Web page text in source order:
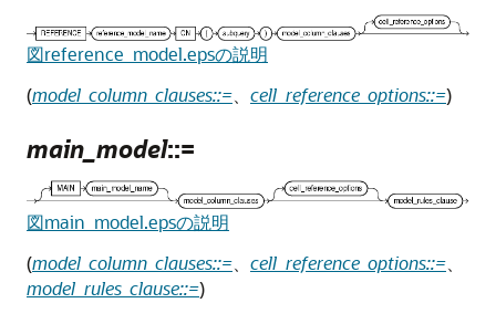
図reference_model.epsの説明
(model_column_clauses::= cell_reference_options::=)
main_model::=
図main_model.epsの説明
(model_column_clauses::= cell_reference_options::=
model_rules_clause::=)